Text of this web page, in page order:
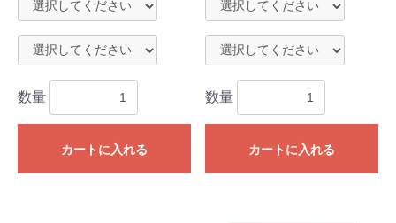
数量
カートに入れる
数量
カートに入れる